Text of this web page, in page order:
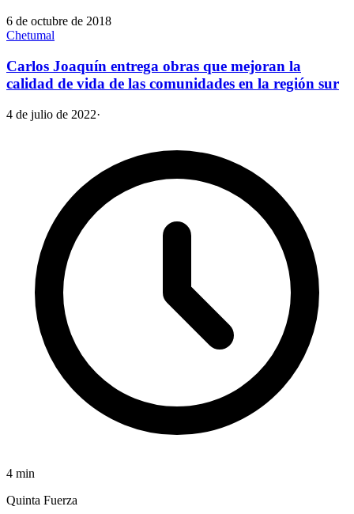
6 de octubre de 2018
Chetumal
Carlos Joaquín entrega obras que mejoran la
calidad de vida de las comunidades en la región sur
4 de julio de 2022·
4 min
Quinta Fuerza